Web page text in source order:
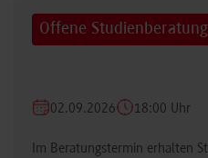
Offene
02.09.2026 18:00 Uhr
Im Beratungstermin erhalten